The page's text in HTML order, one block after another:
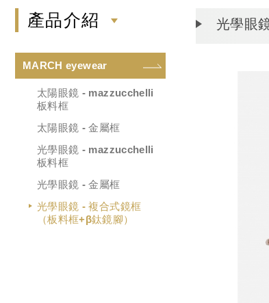
產品介紹
MARCH eyewear
太陽眼鏡 - mazzucchelli
板料框
太陽眼鏡 - 金屬框
光學眼鏡 - mazzucchelli
板料框
光學眼鏡 - 金屬框
光學眼鏡 - 複合式鏡框
（板料框+β鈦鏡腳）
光學眼